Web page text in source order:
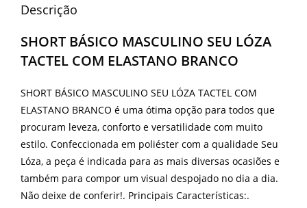
Descrição
SHORT BÁSICO MASCULINO SEU LÓZA
TACTEL COM ELASTANO BRANCO
SHORT BÁSICO MASCULINO SEU LÓZA TACTEL COM
ELASTANO BRANCO é uma ótima opção para todos que
procuram leveza, conforto e versatilidade com muito
estilo. Confeccionada em poliéster com a qualidade Seu
Lóza, a peça é indicada para as mais diversas ocasiões e
também para compor um visual despojado no dia a dia.
Não deixe de conferir!. Principais Características:.